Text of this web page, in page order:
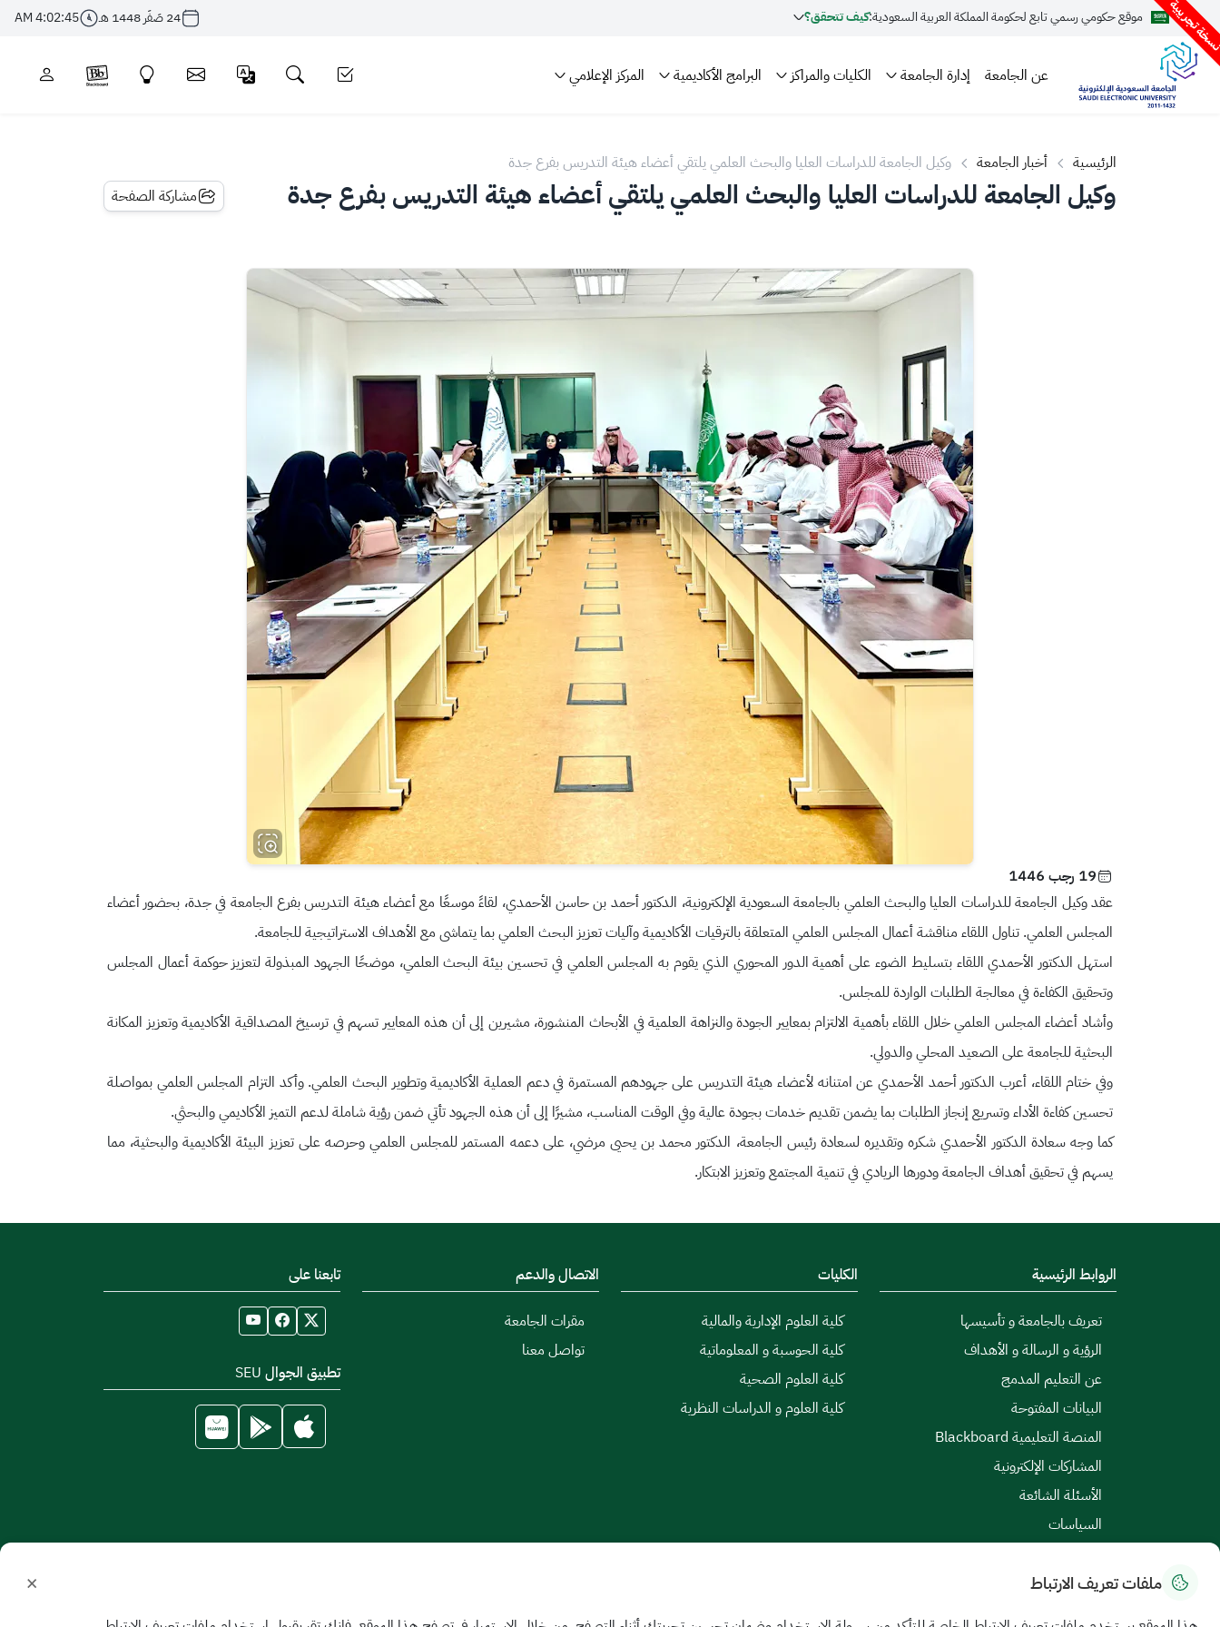
تجريبية موقع حكومي رسمي تابع لحكومة المملكة العربية السعودية:كيف تتحقق؟ 24 صَفَر 1448 هـ 4:02:46 AM
عن الجامعة إدارة الجامعة الكليات والمراكز البرامج الأكاديمية المركز الإعلامي
الرئيسية أخبار الجامعة وكيل الجامعة للدراسات العليا والبحث العلمي يلتقي أعضاء هيئة التدريس بفرع جدة
وكيل الجامعة للدراسات العليا والبحث العلمي يلتقي أعضاء هيئة التدريس بفرع جدة مشاركة الصفحة
19 رجب 1446
عقد وكيل الجامعة للدراسات العليا والبحث العلمي بالجامعة السعودية الإلكترونية، الدكتور أحمد بن حاسن الأحمدي، لقاءً موسعًا مع أعضاء هيئة التدريس بفرع الجامعة في جدة، بحضور أعضاء
المجلس العلمي. تناول اللقاء مناقشة أعمال المجلس العلمي المتعلقة بالترقيات الأكاديمية وآليات تعزيز البحث العلمي بما يتماشى مع الأهداف الاستراتيجية للجامعة.
استهل الدكتور الأحمدي اللقاء بتسليط الضوء على أهمية الدور المحوري الذي يقوم به المجلس العلمي في تحسين بيئة البحث العلمي، موضحًا الجهود المبذولة لتعزيز حوكمة أعمال المجلس
وتحقيق الكفاءة في معالجة الطلبات الواردة للمجلس.
وأشاد أعضاء المجلس العلمي خلال اللقاء بأهمية الالتزام بمعايير الجودة والنزاهة العلمية في الأبحاث المنشورة، مشيرين إلى أن هذه المعايير تسهم في ترسيخ المصداقية الأكاديمية وتعزيز المكانة
البحثية للجامعة على الصعيد المحلي والدولي.
وفي ختام اللقاء، أعرب الدكتور أحمد الأحمدي عن امتنانه لأعضاء هيئة التدريس على جهودهم المستمرة في دعم العملية الأكاديمية وتطوير البحث العلمي. وأكد التزام المجلس العلمي بمواصلة
تحسين كفاءة الأداء وتسريع إنجاز الطلبات بما يضمن تقديم خدمات بجودة عالية وفي الوقت المناسب، مشيرًا إلى أن هذه الجهود تأتي ضمن رؤية شاملة لدعم التميز الأكاديمي والبحثي.
كما وجه سعادة الدكتور الأحمدي شكره وتقديره لسعادة رئيس الجامعة، الدكتور محمد بن يحيى مرضي، على دعمه المستمر للمجلس العلمي وحرصه على تعزيز البيئة الأكاديمية والبحثية، مما
يسهم في تحقيق أهداف الجامعة ودورها الريادي في تنمية المجتمع وتعزيز الابتكار.
الروابط الرئيسية
تعريف بالجامعة و تأسيسها
الرؤية و الرسالة و الأهداف
عن التعليم المدمج
البيانات المفتوحة
المنصة التعليمية Blackboard
المشاركات الإلكترونية
الأسئلة الشائعة
السياسات
الكليات
كلية العلوم الإدارية والمالية
كلية الحوسبة و المعلوماتية
كلية العلوم الصحية
كلية العلوم و الدراسات النظرية
الاتصال والدعم
مقرات الجامعة
تواصل معنا
تابعنا على
تطبيق الجوال SEU
خريطة الموقع الشروط والأحكام | سياسة الخصوصية اتفاقية مستوى الخدمة
ملفات تعريف الارتباط ×